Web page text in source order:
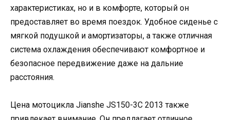
характеристиках, но и в комфорте, который он
предоставляет во время поездок. Удобное сиденье с
мягкой подушкой и амортизаторы, а также отличная
система охлаждения обеспечивают комфортное и
безопасное передвижение даже на дальние
расстояния.
Цена мотоцикла Jianshe JS150-3C 2013 также